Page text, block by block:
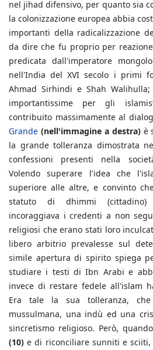
nel jihad difensivo, per quanto sia
la colonizzazione europea abbia
importanti della radicalizzazione
da dire che fu proprio per
predicata dall'imperatore
nell'India del XVI secolo i primi
Ahmad Sirhindi e Shah
importantissime per gli
contribuito massimamente al
Grande (nell'immagine a destra)è
la grande tolleranza dimostrata
confessioni presenti nella
Volendo superare l'idea che
superiore alle altre, e convinto
statuto di dhimmi
incoraggiava i credenti a non
religiosi che erano stati loro
libero arbitrio prevalesse sul
simile apertura di spirito spiega
studiare i testi di Ibn Arabi e
invece di restare fedele all'islam
Era tale la sua tolleranza,
mussulmana, una indù ed una
sincretismo religioso. Però,
(10)e di riconciliare sunniti e